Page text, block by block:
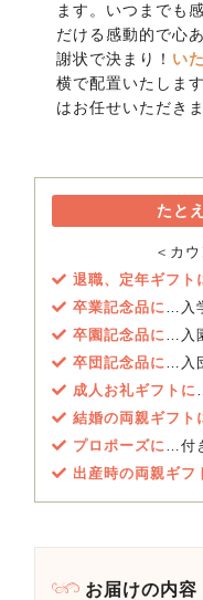
ます。いつまでも
だける感動的で心
謝状で決まり！ い
横で配置いたしま
はお任せいただきま
たと
＜カ
退職、定年ギフト
卒業記念品に…入
卒園記念品に…入
卒団記念品に…入
成人お礼ギフトに
結婚の両親ギフト
プロポーズに…付
出産時の両親ギフ
お届けの内容